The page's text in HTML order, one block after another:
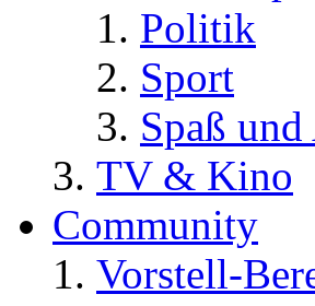
Politik
Sport
Spaß
TV & Kino
Community
Vorstell-